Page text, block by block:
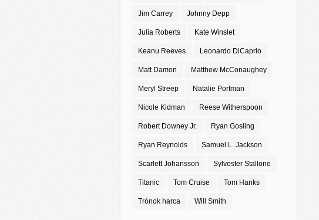
Jim Carrey Johnny Depp
Julia Roberts Kate Winslet
Keanu Reeves Leonardo DiCaprio
Matt Damon Matthew McConaughey
Meryl Streep Natalie Portman
Nicole Kidman Reese Witherspoon
Robert Downey Jr. Ryan Gosling
Ryan Reynolds Samuel L. Jackson
Scarlett Johansson Sylvester Stallone
Titanic Tom Cruise Tom Hanks
Trónok harca Will Smith